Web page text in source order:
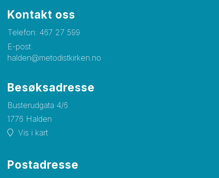
Kontakt oss
Telefon: 467 27 599
E-post:
halden@metodistkirken.no
Besøksadresse
Busterudgata 4/6
1776 Halden
Vis i kart
Postadresse